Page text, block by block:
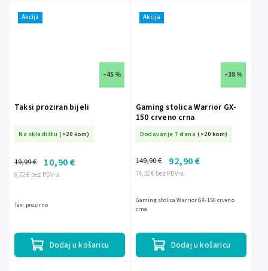
Akcija
–45 %
Taksi proziran bijeli
Na skladištu (>20 kom)
8,72 € bez PDV-a
19,99 € 10,90 €
Dodaj u košaricu
Taxi prozirno
Akcija
–38 %
Gaming stolica Warrior GX-
150 crveno crna
Dodavanje 7 dana (>20 kom)
74,32 € bez PDV-a
149,90 € 92,90 €
Dodaj u košaricu
Gaming stolica Warrior GX-150 crveno
crna